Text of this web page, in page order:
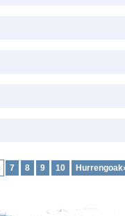
7 8 9 10